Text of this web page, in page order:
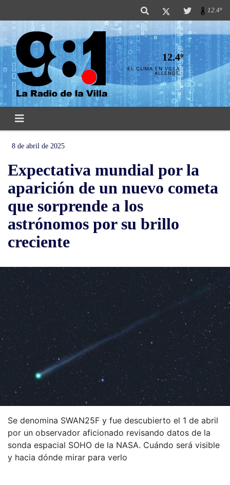
12.4º
12.4º
EL CLIMA EN VILLA
ALLENDE
8 de abril de 2025
Expectativa mundial por la
aparición de un nuevo cometa
que sorprende a los
astrónomos por su brillo
creciente
Se denomina SWAN25F y fue descubierto el 1 de abril
por un observador aficionado revisando datos de la
sonda espacial SOHO de la NASA. Cuándo será visible
y hacia dónde mirar para verlo